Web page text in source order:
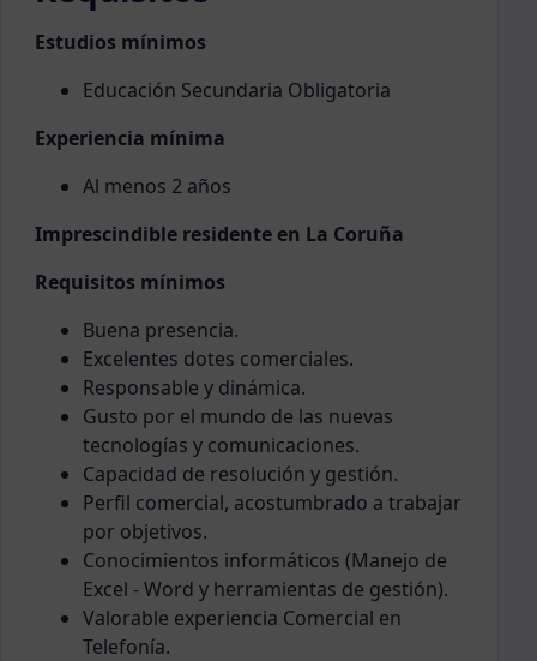
Estudios mínimos
Educación Secundaria Obligatoria
Experiencia mínima
Al menos 2 años
Imprescindible residente en La Coruña
Requisitos mínimos
Buena presencia.
Excelentes dotes comerciales.
Responsable y dinámica.
Gusto por el mundo de las nuevas
tecnologías y comunicaciones.
Capacidad de resolución y gestión.
Perfil comercial, acostumbrado a trabajar
por objetivos.
Conocimientos informáticos (Manejo de
Excel - Word y herramientas de gestión).
Valorable experiencia Comercial en
Telefonía.